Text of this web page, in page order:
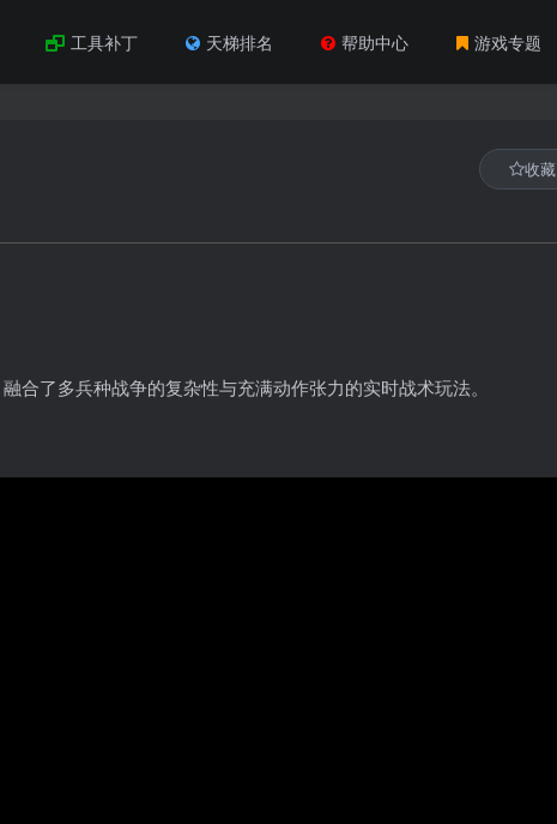
工具补丁 天梯排名 帮助中心 游戏专题
收藏
合了多兵种战争的复杂性与充满动作张力的实时战术玩法。